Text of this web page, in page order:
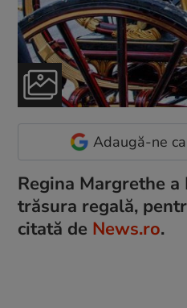
Adaugă-ne
Regina Margrethe
trăsura regală,
citată de News.ro.